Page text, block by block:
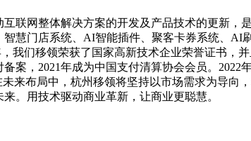
联网整体解决方案的开发及产品技术的更新
慧门店系统、AI智能插件、聚客卡券系统、AI
们移领荣获了国家高新技术企业荣誉证书，
，2021年成为中国支付清算协会会员。2022
来布局中，杭州移领将坚持以市场需求为导向
。用技术驱动商业革新，让商业更聪慧。